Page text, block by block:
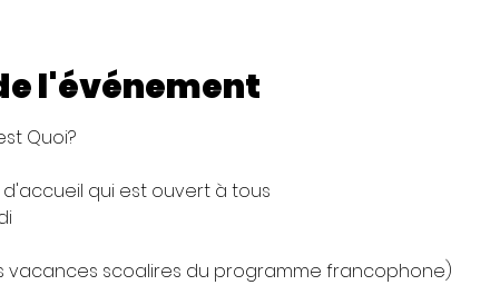
l'événement
Quoi?
qui est ouvert à tous
vacances scoalires du programme francophone)